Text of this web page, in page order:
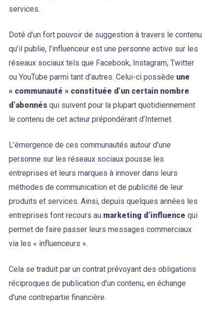
services.
Doté d’un fort pouvoir de suggestion à travers le contenu
qu’il publie, l’influenceur est une personne active sur les
réseaux sociaux tels que Facebook, Instagram, Twitter
ou YouTube parmi tant d’autres. Celui-ci possède une
« communauté » constituée d’un certain nombre
d’abonnésqui suivent pour la plupart quotidiennement
le contenu de cet acteur prépondérant d’Internet.
L’émergence de ces communautés autour d’une
personne sur les réseaux sociaux pousse les
entreprises et leurs marques à innover dans leurs
méthodes de communication et de publicité de leur
produits et services. Ainsi, depuis quelques années les
entreprises font recours au marketing d’influence qui
permet de faire passer leurs messages commerciaux
via les « influenceurs ».
Cela se traduit par un contrat prévoyant des obligations
réciproques de publication d’un contenu, en échange
d’une contrepartie financière.